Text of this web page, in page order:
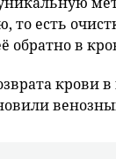
то есть
обратно в
крови